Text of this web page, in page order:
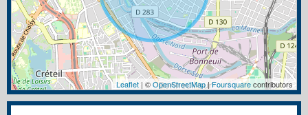
Leaflet | ©OpenStreetMap|Foursquarecontributors